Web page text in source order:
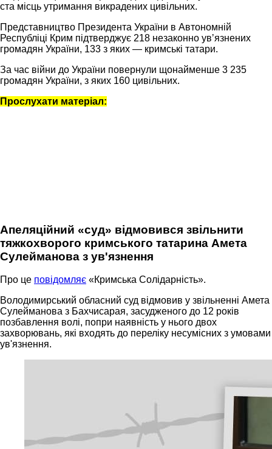
ста місць утримання викрадених цивільних.
Представництво Президента України в Автономній
Республіці Крим підтверджує 218 незаконно увʼязнених
громадян України, 133 з яких — кримські татари.
За час війни до України повернули щонайменше 3 235
громадян України, з яких 160 цивільних.
Прослухати матеріал:
Апеляційний «суд» відмовився звільнити
тяжкохворого кримського татарина Амета
Сулейманова з ув'язнення
Про це повідомляє «Кримська Солідарність».
Володимирський обласний суд відмовив у звільненні Амета
Сулейманова з Бахчисарая, засудженого до 12 років
позбавлення волі, попри наявність у нього двох
захворювань, які входять до переліку несумісних з умовами
ув'язнення.